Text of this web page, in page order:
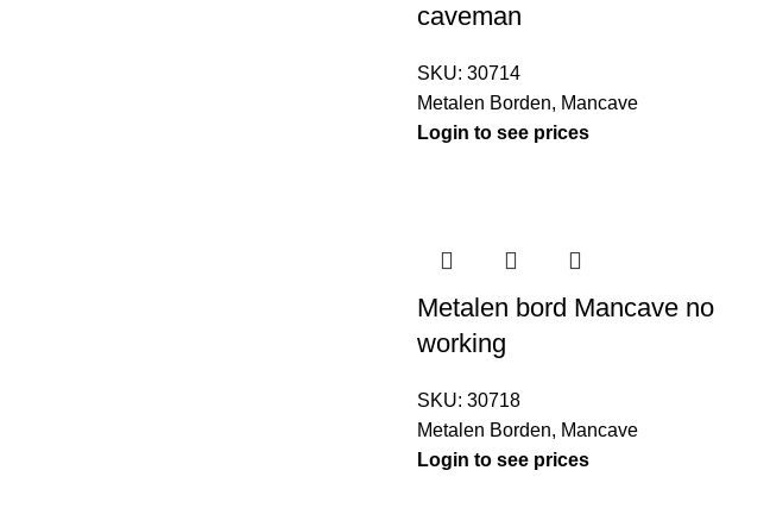
caveman
SKU: 30714
Metalen Borden, Mancave
Login to see prices
Metalen bord Mancave no
working
SKU: 30718
Metalen Borden, Mancave
Login to see prices